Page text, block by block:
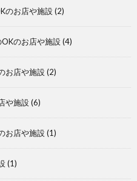
のお店や施設(2)
OKのお店や施設(4)
お店や施設(2)
や施設(6)
お店や施設(1)
(1)